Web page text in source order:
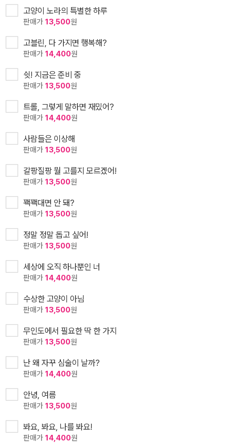
고양이 노라의 특별한 하루
판매가 13,500원
고블린, 다 가지면 행복해?
판매가 14,400원
쉿! 지금은 준비 중
판매가 13,500원
트롤, 그렇게 말하면 재밌어?
판매가 14,400원
사람들은 이상해
판매가 13,500원
갈팡질팡 뭘 고를지 모르겠어!
판매가 13,500원
꽥꽥대면 안 돼?
판매가 13,500원
정말 정말 돕고 싶어!
판매가 13,500원
세상에 오직 하나뿐인 너
판매가 14,400원
수상한 고양이 아님
판매가 13,500원
무인도에서 필요한 딱 한 가지
판매가 13,500원
난 왜 자꾸 심술이 날까?
판매가 14,400원
안녕, 여름
판매가 13,500원
봐요, 봐요, 나를 봐요!
판매가 14,400원